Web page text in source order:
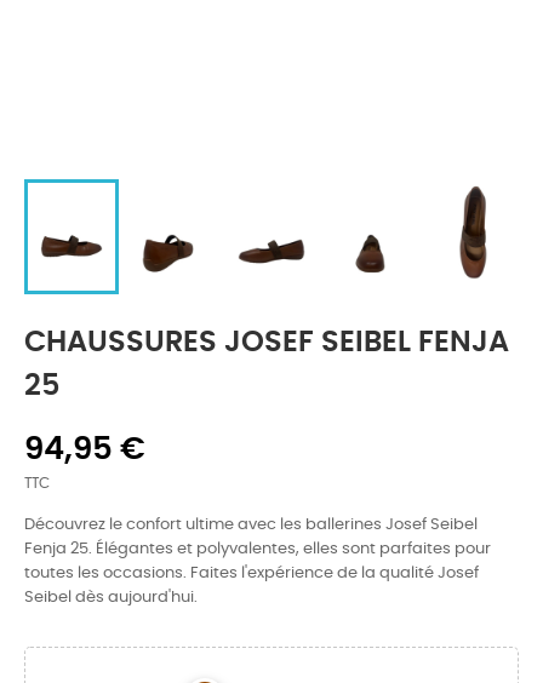
CHAUSSURES JOSEF SEIBEL FENJA
25
94,95 €
TTC
Découvrez le confort ultime avec les ballerines Josef Seibel
Fenja 25. Élégantes et polyvalentes, elles sont parfaites pour
toutes les occasions. Faites l'expérience de la qualité Josef
Seibel dès aujourd'hui.